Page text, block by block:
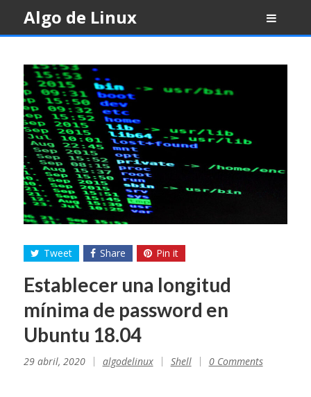
content
Algo de Linux
Tweet Share Pin it
Establecer una longitud
mínima de password en
Ubuntu 18.04
29 abril, 2020 algodelinux Shell 0 Comments